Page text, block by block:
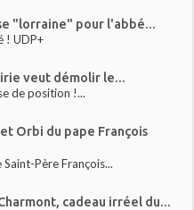
"lorraine" pour l'abbé...
! UDP+
veut démolir le...
de position !...
Orbi du pape François
Père François...
cadeau irréel du...